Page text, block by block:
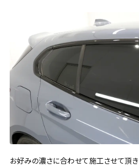
お好みの濃さに合わせて施工させて頂き